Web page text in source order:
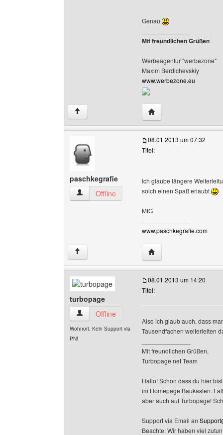
Genau
Mit freundlichen Grüßen
Werbeagentur "werbezone"
Maxim Berdichevskiy
www.werbezone.eu
↑ Website dieses
paschkegrafie
paschkegrafie Benutzer-Profile anzeigen
Offline
08.01.2013 um 07:32
Titel:
Ich glaube längere
solch einen Spaß erlaubt
MfG
www.paschkegrafie.com
↑ Website dieses
turbopage
turbopage Benutzer-Profile anzeigen
Offline
Wohnort: Kein Support via
PN!
08.01.2013 um 14:20
Titel:
Also ich glaub auch, dass
Tausendfachen weiterleiten
Mit freundlichen Grüßen,
Turbopage|net Team
Hallo! Schön dass du hier
im Homepage Baukasten.
aber auch auf Turbopage!
Support via Email an
Beachte: Wir haben viel